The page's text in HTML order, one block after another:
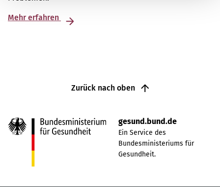
Mehr erfahren
Zurück nach oben
gesund.bund.de
Ein Service des
Bundesministeriums für
Gesundheit.